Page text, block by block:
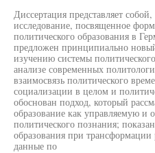
Диссертация представляет
исследование, посвященное
политического образования в
предложен принципиально
изучению системы
анализе современных
взаимосвязь политического
социализации в целом и
обоснован подход, который
образование как управляемую и
политического познания;
образования при
данные по